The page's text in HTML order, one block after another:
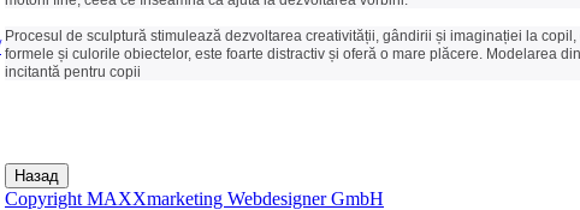
Procesul de sculptură stimulează dezvoltarea creativității, gândirii și imaginației la
formele și culorile obiectelor, este foarte distractiv și oferă o mare plăcere. Modelarea
incitantă pentru copii
Copyright MAXXmarketing Webdesigner GmbH